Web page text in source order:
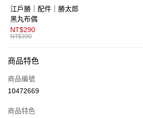
便利好安心！
１．簡單：不需註冊會員、不需綁卡、不需儲值。
２．便利：只要手機號碼，簡訊認證，即可結帳。
３．安心：先確認商品／服務後，再付款。
１．於結帳方式選擇「AFTEE先享後付」後，將
２．訂單成立數日內，您將收到繳費通知簡訊。
３．收到繳費通知簡訊後14天內，點擊此簡訊中的
購買商品的店家。未經商家同意取消之訂單仍視為
運送方式
全家取貨付款
免運費
免運費
江戶勝｜配件｜勝太郎
黑丸布偶
NT$290
NT$390
商品特色
商品編號
10472669
商品特色